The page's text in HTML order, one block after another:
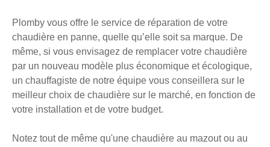
Plomby vous offre le service de réparation de votre
chaudière en panne, quelle qu’elle soit sa marque. De
même, si vous envisagez de remplacer votre chaudière
par un nouveau modèle plus économique et écologique,
un chauffagiste de notre équipe vous conseillera sur le
meilleur choix de chaudière sur le marché, en fonction de
votre installation et de votre budget.
Notez tout de même qu'une chaudière au mazout ou au